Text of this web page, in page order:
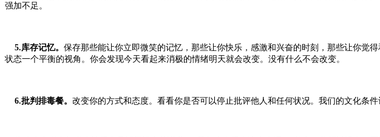
强加不足。
5.库存记忆。 保存那些能让你立即微笑的记忆，那些让你快乐，感激和兴奋的时刻，那些让你觉
状态一个平衡的视角。你会发现今天看起来消极的情绪明天就会改变。没有什么不会改变。
6.批判排毒餐。 改变你的方式和态度。看看你是否可以停止批评他人和任何状况。我们的文化条